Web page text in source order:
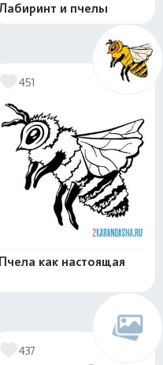
и пчелы
451
Пчела как настоящая
437